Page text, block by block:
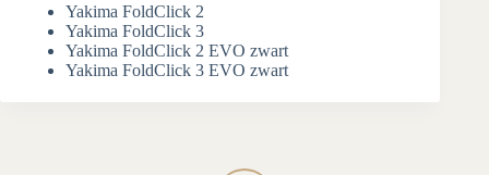
Yakima FoldClick 2
Yakima FoldClick 3
Yakima FoldClick 2 EVO zwart
Yakima FoldClick 3 EVO zwart